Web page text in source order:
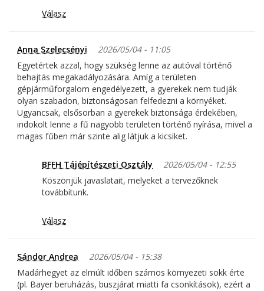
Válasz
Anna Szelecsényi
2026/05/04 - 11:05
Egyetértek azzal, hogy szükség lenne az autóval történő
behajtás megakadályozására. Amíg a területen
gépjárműforgalom engedélyezett, a gyerekek nem tudják
olyan szabadon, biztonságosan felfedezni a környéket.
Ugyancsak, elsősorban a gyerekek biztonsága érdekében,
indokolt lenne a fű nagyobb területen történő nyírása, mivel a
magas fűben már szinte alig látjuk a kicsiket.
BFFH Tájépítészeti Osztály
2026/05/04 - 12:55
Köszönjük javaslatait, melyeket a tervezőknek
továbbítunk.
Válasz
Sándor Andrea
2026/05/04 - 15:38
Madárhegyet az elmúlt időben számos környezeti sokk érte
(pl. Bayer beruházás, buszjárat miatti fa csonkítások), ezért a